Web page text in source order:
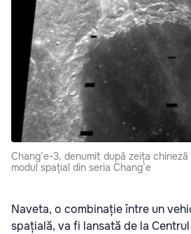
Chang’e-3, denumit după zeița
modul spațial din seria Chang’e
Naveta, o combinație între un
spațială, va fi lansată de la